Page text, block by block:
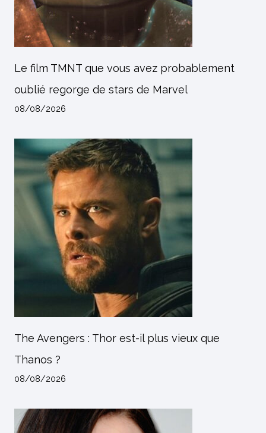
Le film TMNT que vous avez probablement
oublié regorge de stars de Marvel
08/08/2026
The Avengers : Thor est-il plus vieux que
Thanos ?
08/08/2026